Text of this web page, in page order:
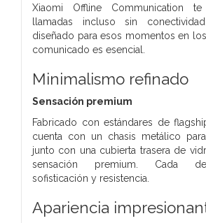
Xiaomi Offline Communication
llamadas incluso sin
diseñado para esos momentos en
comunicado es esencial.
Minimalismo refinado
Sensación premium
Fabricado con estándares de
cuenta con un chasis metálico
junto con una cubierta trasera de
sensación premium. Cada
sofisticación y resistencia.
Apariencia